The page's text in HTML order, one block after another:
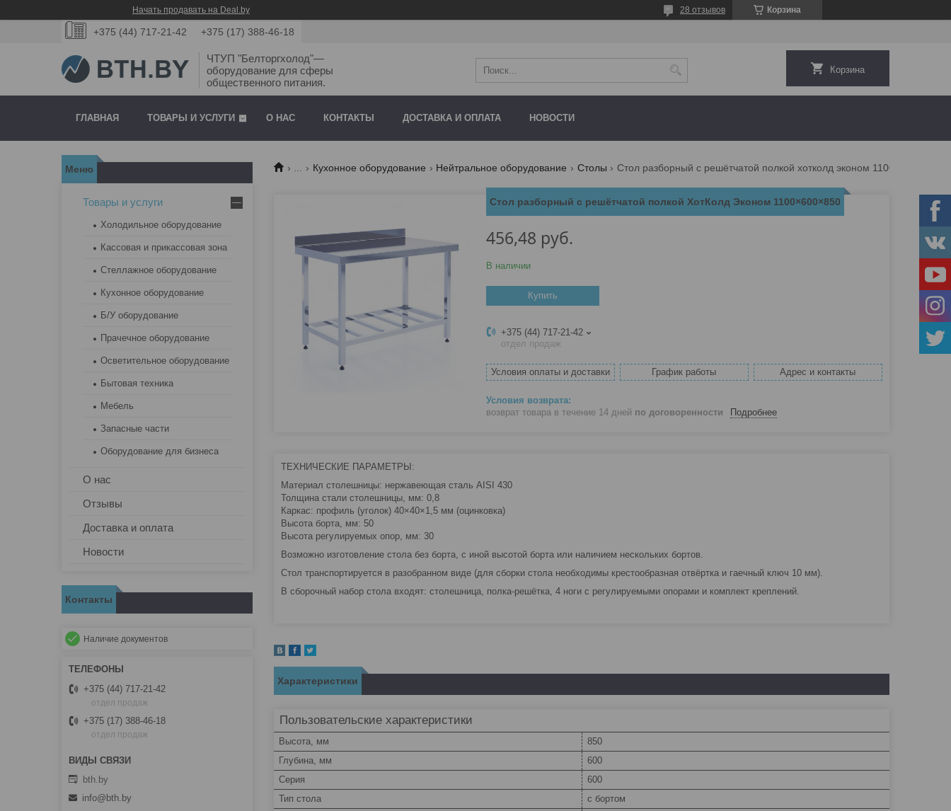
Начать продавать на Deal.by Корзина
28 отзывов
+375 (44) 717-21-42 +375 (17) 388-46-18
ЧТУП "Белторгхолод"—
оборудование для сферы
общественного питания.
Корзина
ГЛАВНАЯ ТОВАРЫ И УСЛУГИ О НАС КОНТАКТЫ ДОСТАВКА И ОПЛАТА НОВОСТИ
... Кухонное оборудование Нейтральное оборудование Столы
Стол разборный с решётчатой полкой ХотКолд Эконом 1100×600×850
456,48 руб.
В наличии
Купить
+375 (44) 717-21-42
отдел продаж
Условия оплаты и доставки График работы Адрес и контакты
возврат товара в течение 14 дней по договоренности Подробнее
ТЕХНИЧЕСКИЕ ПАРАМЕТРЫ:
Материал столешницы: нержавеющая cталь AISI 430
Толщина стали столешницы, мм: 0,8
Каркас: профиль (уголок) 40×40×1,5 мм (оцинковка)
Высота борта, мм: 50
Высота регулируемых опор, мм: 30
Возможно изготовление стола без борта, с иной высотой борта или наличием нескольких бортов.
Стол транспортируется в разобранном виде (для сборки стола необходимы крестообразная отвёртка и гаечный ключ 10 мм).
В сборочный набор стола входят: столешница, полка-решётка, 4 ноги с регулируемыми опорами и комплект креплений.
Характеристики
Пользовательские характеристики
Высота, мм
850
Глубина, мм
600
Серия
600
Тип стола
с бортом
Товары и услуги
Холодильное оборудование
Кассовая и прикассовая зона
Стеллажное оборудование
Кухонное оборудование
Б/У оборудование
Прачечное оборудование
Осветительное оборудование
Бытовая техника
Мебель
Запасные части
Оборудование для бизнеса
О нас
Отзывы
Доставка и оплата
Новости
Контакты
Наличие документов
+375 (44) 717-21-42
отдел продаж
+375 (17) 388-46-18
отдел продаж
bth.by
info@bth.by